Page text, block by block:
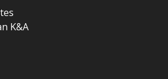
K&A